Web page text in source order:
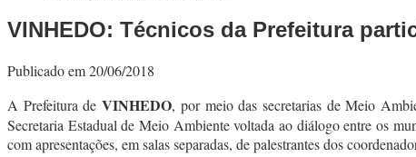
VINHEDO: Técnicos da Prefeitura
Publicado em 20/06/2018
A Prefeitura deVINHEDO, por meio das secretarias de Meio
Secretaria Estadual de Meio Ambiente voltada ao diálogo entre os
com apresentações, em salas separadas, de palestrantes dos